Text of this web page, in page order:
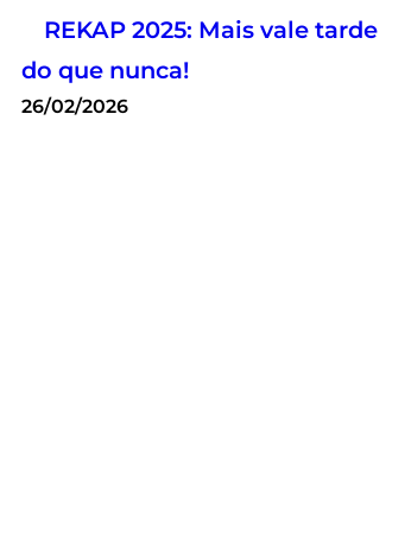
REKAP 2025: Mais vale tarde
do que nunca!
26/02/2026